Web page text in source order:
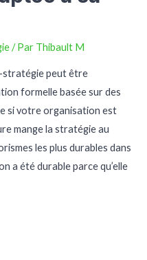
/ Par Thibault M
stratégie peut être
formelle basée sur des
si votre organisation est
mange la stratégie au
les plus durables dans
a été durable parce qu’elle